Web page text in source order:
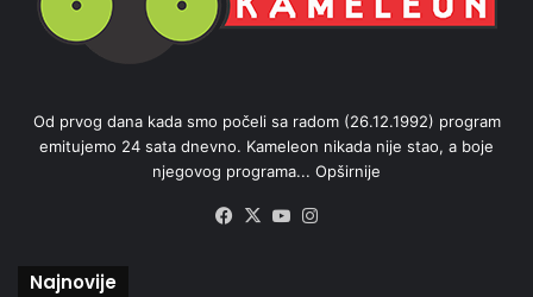
Od prvog dana kada smo počeli sa radom (26.12.1992) program
emitujemo 24 sata dnevno. Kameleon nikada nije stao, a boje
njegovog programa... Opširnije
Facebook
X YouTube
Najnovije